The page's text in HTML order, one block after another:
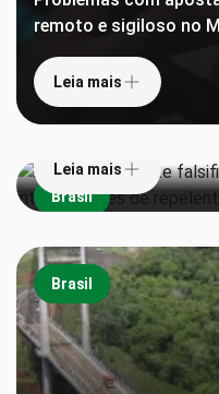
remoto e sigiloso no
Leia mais
Brasil
Anvisa proíbe lote
ômega-3 e interdita
Leia mais
Brasil